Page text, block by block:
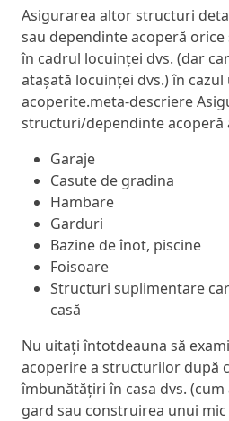
Asigurarea altor structuri
sau dependinte acoperă
în cadrul locuinței dvs. (dar
atașată locuinței dvs.) în
acoperite.meta-descriere
structuri/dependinte acoperă
Garaje
Casute de gradina
Hambare
Garduri
Bazine de înot, piscine
Foisoare
Structuri suplimentare
casă
Nu uitați întotdeauna să
acoperire a structurilor după
îmbunătățiri în casa dvs.
gard sau construirea unui mic